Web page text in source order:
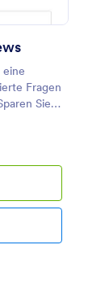
Fragen
Sie
mit